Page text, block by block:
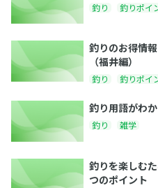
釣り 釣りポイ
釣りのお得情
（福井編）
釣り 釣りポイ
釣り用語がわ
釣り 雑学
釣りを楽しむ
つのポイント